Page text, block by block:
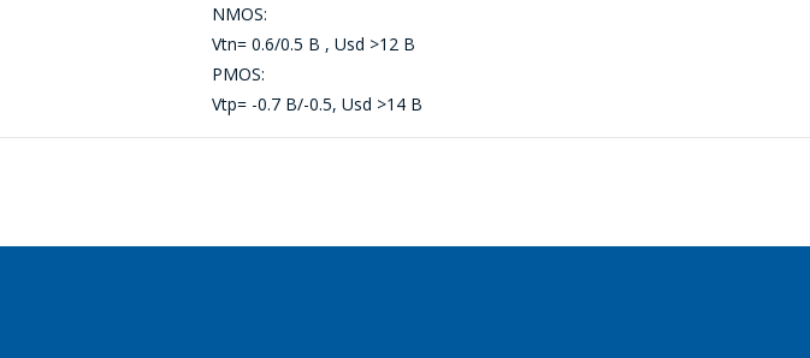
NMOS:
Vtn= 0.6/0.5 B , Usd >12 В
PMOS:
Vtp= -0.7 B/-0.5, Usd >14 В